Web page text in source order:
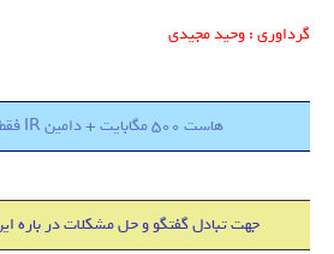
گرداوری : وحید مجیدی
هاست 500 مگابایت + دامین IR فقط 18000 تومان
جهت تبادل گفتگو و حل مشکلات در باره